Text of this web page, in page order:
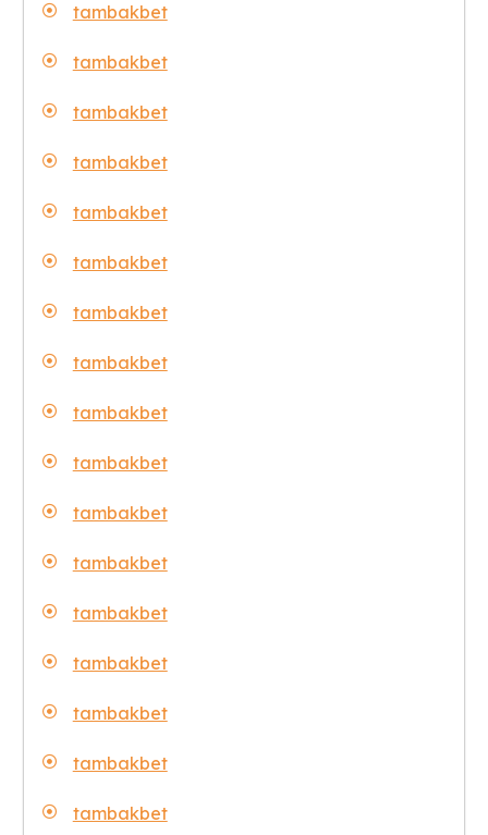
tambakbet
tambakbet
tambakbet
tambakbet
tambakbet
tambakbet
tambakbet
tambakbet
tambakbet
tambakbet
tambakbet
tambakbet
tambakbet
tambakbet
tambakbet
tambakbet
tambakbet